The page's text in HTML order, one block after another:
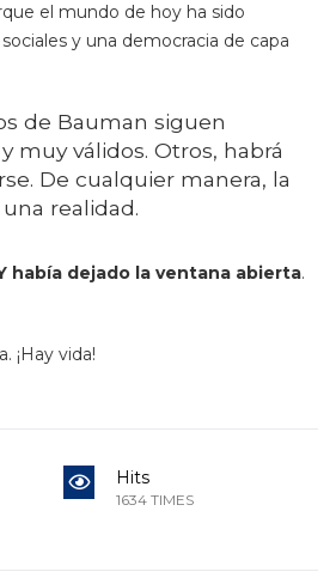
el mundo de hoy ha sido
y una democracia de capa
de Bauman siguen
muy válidos. Otros, habrá
De cualquier manera, la
realidad.
había dejado la ventana abierta.
¡Hay vida!
Hits
1634 TIMES